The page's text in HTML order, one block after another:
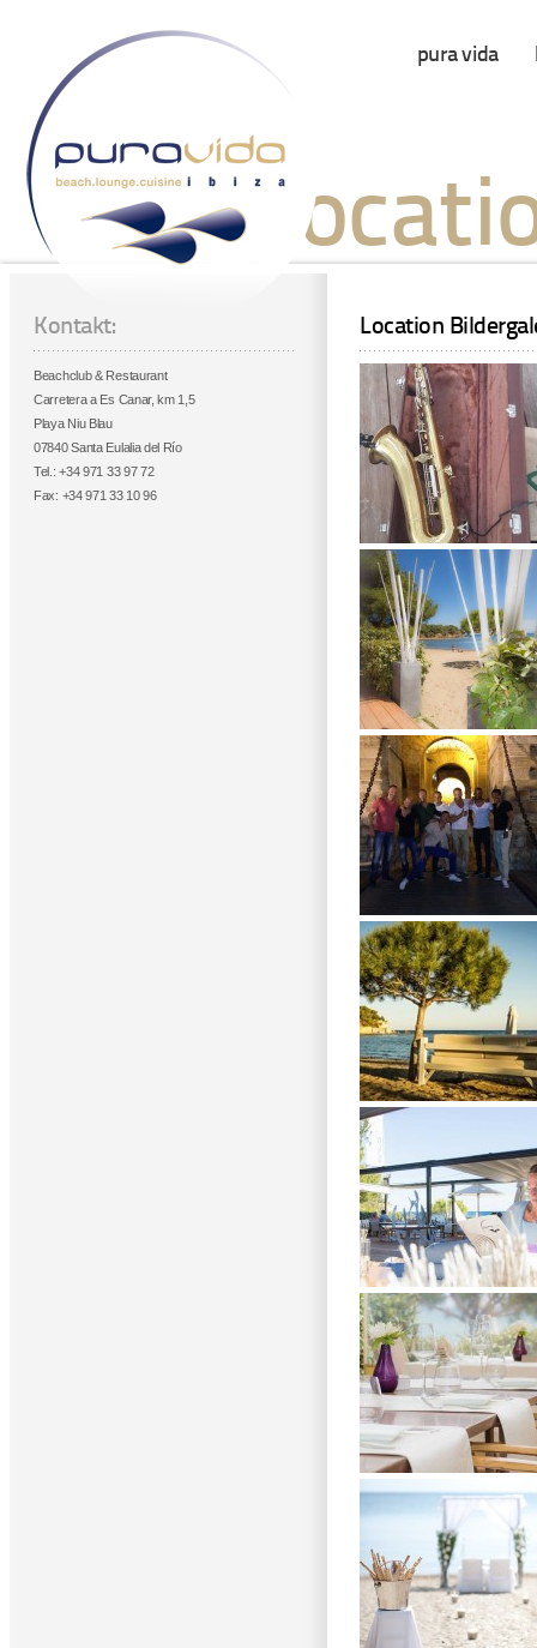
pura vida
Kontakt:
Beachclub & Restaurant
Carretera a Es Canar, km 1,5
Playa Niu Blau
07840 Santa Eulalia del Río
Tel.: +34 971 33 97 72
Fax: +34 971 33 10 96
Location